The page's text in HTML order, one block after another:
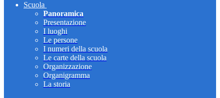
Scuola
Panoramica
Presentazione
I luoghi
Le persone
I numeri della scuola
Le carte della scuola
Organizzazione
Organigramma
La storia